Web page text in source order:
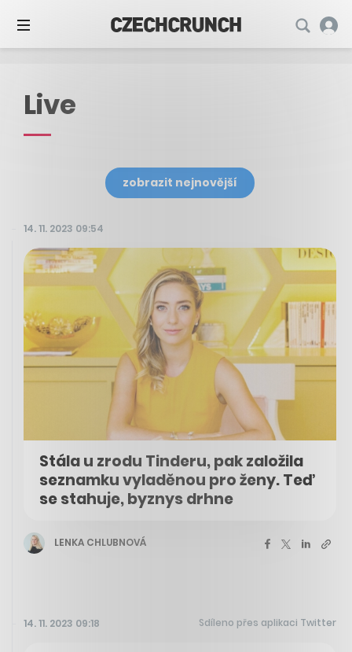
Live
zobrazit nejnovější
14. 11. 2023 09:54
Stála u zrodu Tinderu, pak založila
seznamku vyladěnou pro ženy. Teď
se stahuje, byznys drhne
LENKA CHLUBNOVÁ
14. 11. 2023 09:18 Sdíleno přes aplikaci Twitter